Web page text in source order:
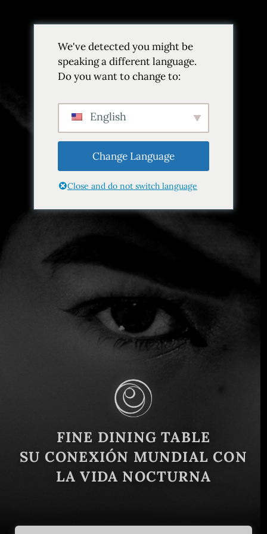
Categoría:
Fusión
mediterránea
Categoría:
Momentos en Montenegro: Un
viaje culinario con los propietarios
Mark Calvert, Milan Nikčevic y el
chef Viktor Dvinsky
Montenegro 1 de agosto de 2024
(Montenegro), el restaurante Moments es un punto de
FINE DINING TABLE
SU CONEXIÓN MUNDIAL CON
LA VIDA NOCTURNA
We've detected you might be
speaking a different language.
Do you want to change to:
English
Change Language
Close and do not switch language